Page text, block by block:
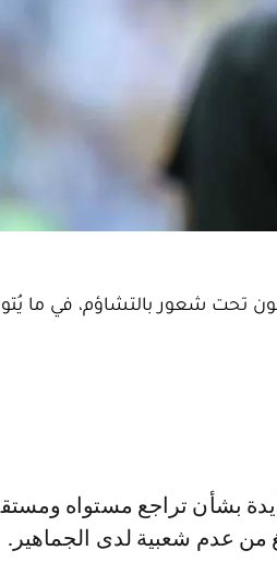
تحت شعور بالتشاؤم، في ما
من عدم شعبية لدى الجماهير.